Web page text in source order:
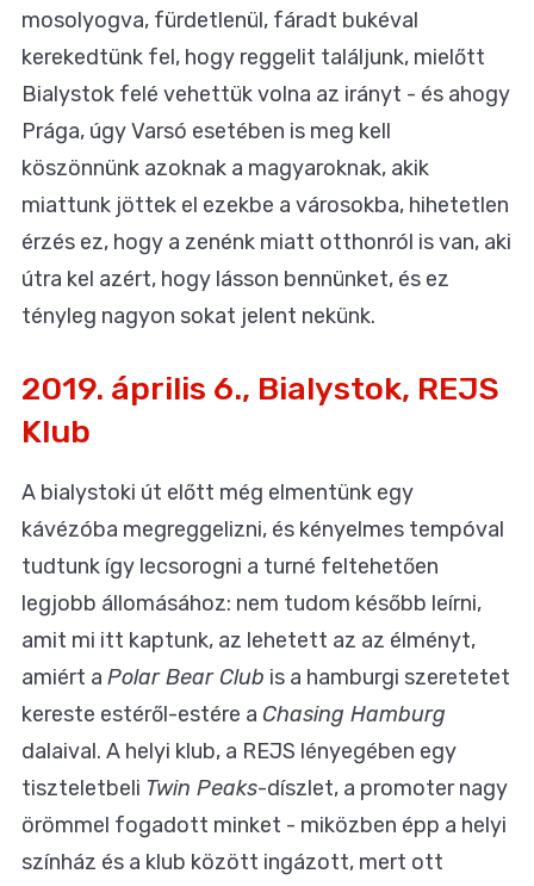
mosolyogva, fürdetlenül, fáradt bukéval
kerekedtünk fel, hogy reggelit találjunk, mielőtt
Bialystok felé vehettük volna az irányt - és ahogy
Prága, úgy Varsó esetében is meg kell
köszönnünk azoknak a magyaroknak, akik
miattunk jöttek el ezekbe a városokba, hihetetlen
érzés ez, hogy a zenénk miatt otthonról is van, aki
útra kel azért, hogy lásson bennünket, és ez
tényleg nagyon sokat jelent nekünk.
2019. április 6., Bialystok, REJS
Klub
A bialystoki út előtt még elmentünk egy
kávézóba megreggelizni, és kényelmes tempóval
tudtunk így lecsorogni a turné feltehetően
legjobb állomásához: nem tudom később leírni,
amit mi itt kaptunk, az lehetett az az élményt,
amiért a Polar Bear Club is a hamburgi szeretetet
kereste estéről-estére a Chasing Hamburg
dalaival. A helyi klub, a REJS lényegében egy
tiszteletbeli Twin Peaks-díszlet, a promoter nagy
örömmel fogadott minket - miközben épp a helyi
színház és a klub között ingázott, mert ott